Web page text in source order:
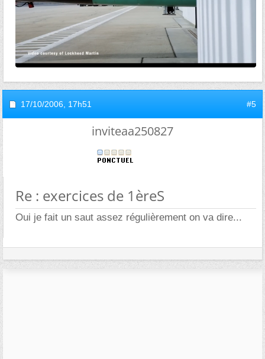
17/10/2006, 17h51 #5
inviteaa250827
Re : exercices de 1èreS
Oui je fait un saut assez régulièrement on va dire...